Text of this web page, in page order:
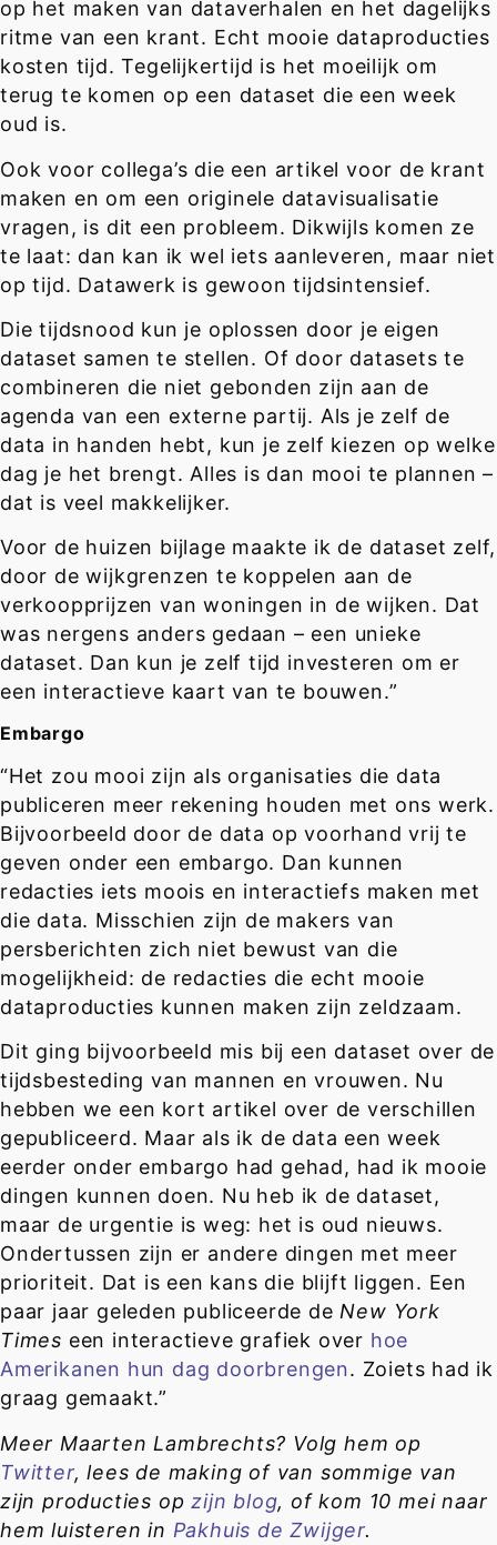
op het maken van dataverhalen en het dagelijks
ritme van een krant. Echt mooie dataproducties
kosten tijd. Tegelijkertijd is het moeilijk om
terug te komen op een dataset die een week
oud is.
Ook voor collega’s die een artikel voor de krant
maken en om een originele datavisualisatie
vragen, is dit een probleem. Dikwijls komen ze
te laat: dan kan ik wel iets aanleveren, maar niet
op tijd. Datawerk is gewoon tijdsintensief.
Die tijdsnood kun je oplossen door je eigen
dataset samen te stellen. Of door datasets te
combineren die niet gebonden zijn aan de
agenda van een externe partij. Als je zelf de
data in handen hebt, kun je zelf kiezen op welke
dag je het brengt. Alles is dan mooi te plannen –
dat is veel makkelijker.
Voor de huizen bijlage maakte ik de dataset zelf,
door de wijkgrenzen te koppelen aan de
verkoopprijzen van woningen in de wijken. Dat
was nergens anders gedaan – een unieke
dataset. Dan kun je zelf tijd investeren om er
een interactieve kaart van te bouwen.”
Embargo
“Het zou mooi zijn als organisaties die data
publiceren meer rekening houden met ons werk.
Bijvoorbeeld door de data op voorhand vrij te
geven onder een embargo. Dan kunnen
redacties iets moois en interactiefs maken met
die data. Misschien zijn de makers van
persberichten zich niet bewust van die
mogelijkheid: de redacties die echt mooie
dataproducties kunnen maken zijn zeldzaam.
Dit ging bijvoorbeeld mis bij een dataset over de
tijdsbesteding van mannen en vrouwen. Nu
hebben we een kort artikel over de verschillen
gepubliceerd. Maar als ik de data een week
eerder onder embargo had gehad, had ik mooie
dingen kunnen doen. Nu heb ik de dataset,
maar de urgentie is weg: het is oud nieuws.
Ondertussen zijn er andere dingen met meer
prioriteit. Dat is een kans die blijft liggen. Een
paar jaar geleden publiceerde de New York
Times een interactieve grafiek over hoe
Amerikanen hun dag doorbrengen. Zoiets had ik
graag gemaakt.”
Meer Maarten Lambrechts? Volg hem op
Twitter, lees de making ofvan sommige van
zijn producties opzijn blog, of kom 10 mei naar
hem luisteren in Pakhuis de Zwijger.